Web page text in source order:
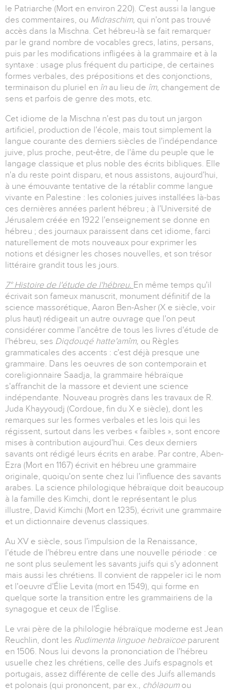
le Patriarche (Mort en environ 220). C'est aussi la langue
des commentaires, ou Midraschim, qui n'ont pas trouvé
accès dans la Mischna. Cet hébreu-là se fait remarquer
par le grand nombre de vocables grecs, latins, persans,
puis par les modifications infligées à la grammaire et à la
syntaxe : usage plus fréquent du participe, de certaines
formes verbales, des prépositions et des conjonctions,
terminaison du pluriel en în au lieu de îm, changement de
sens et parfois de genre des mots, etc.
Cet idiome de la Mischna n'est pas du tout un jargon
artificiel, production de l'école, mais tout simplement la
langue courante des derniers siècles de l'indépendance
juive, plus proche, peut-être, de l'âme du peuple que le
langage classique et plus noble des écrits bibliques. Elle
n'a du reste point disparu, et nous assistons, aujourd'hui,
à une émouvante tentative de la rétablir comme langue
vivante en Palestine : les colonies juives installées là-bas
ces dernières années parlent hébreu ; à l'Université de
Jérusalem créée en 1922 l'enseignement se donne en
hébreu ; des journaux paraissent dans cet idiome, farci
naturellement de mots nouveaux pour exprimer les
notions et désigner les choses nouvelles, et son trésor
littéraire grandit tous les jours.
7° Histoire de l'étude de l'hébreu. En même temps qu'il
écrivait son fameux manuscrit, monument définitif de la
science massorétique, Aaron Ben-Asher (X e siècle, voir
plus haut) rédigeait un autre ouvrage que l'on peut
considérer comme l'ancêtre de tous les livres d'étude de
l'hébreu, ses Diqdouqé hatte'amîm, ou Règles
grammaticales des accents : c'est déjà presque une
grammaire. Dans les oeuvres de son contemporain et
coreligionnaire Saadja, la grammaire hébraïque
s'affranchit de la massore et devient une science
indépendante. Nouveau progrès dans les travaux de R.
Juda Khayyoudj (Cordoue, fin du X e siècle), dont les
remarques sur les formes verbales et les lois qui les
régissent, surtout dans les verbes « faibles », sont encore
mises à contribution aujourd'hui. Ces deux derniers
savants ont rédigé leurs écrits en arabe. Par contre, Aben-
Ezra (Mort en 1167) écrivit en hébreu une grammaire
originale, quoiqu'on sente chez lui l'influence des savants
arabes. La science philologique hébraïque doit beaucoup
à la famille des Kimchi, dont le représentant le plus
illustre, David Kimchi (Mort en 1235), écrivit une grammaire
et un dictionnaire devenus classiques.
Au XV e siècle, sous l'impulsion de la Renaissance,
l'étude de l'hébreu entre dans une nouvelle période : ce
ne sont plus seulement les savants juifs qui s'y adonnent
mais aussi les chrétiens. Il convient de rappeler ici le nom
et l'oeuvre d'Élie Levita (mort en 1549), qui forme en
quelque sorte la transition entre les grammairiens de la
synagogue et ceux de l'Église.
Le vrai père de la philologie hébraïque moderne est Jean
Reuchlin, dont les Rudimenta linguoe hebraïcoe parurent
en 1506. Nous lui devons la prononciation de l'hébreu
usuelle chez les chrétiens, celle des Juifs espagnols et
portugais, assez différente de celle des Juifs allemands
et polonais (qui prononcent, par ex., chôlaoum ou